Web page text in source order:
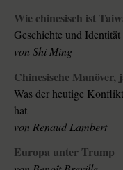
Wie chinesisch ist
Geschichte und Identität
von Shi Ming
Was der heutige
hat
von Renaud Lambert
Europa unter Trump